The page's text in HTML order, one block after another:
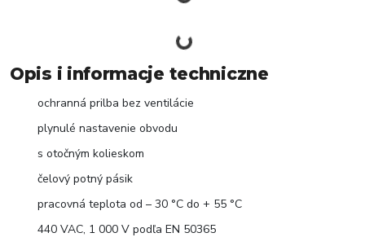
Opis i informacje techniczne
ochranná prilba bez ventilácie
plynulé nastavenie obvodu
s otočným kolieskom
čelový potný pásik
pracovná teplota od – 30 °C do + 55 °C
440 VAC, 1 000 V podľa EN 50365